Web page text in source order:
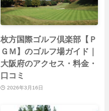
枚方国際ゴルフ倶楽部【Ｐ
ＧＭ】のゴルフ場ガイド｜
大阪府のアクセス・料金・
口コミ
2026年3月16日